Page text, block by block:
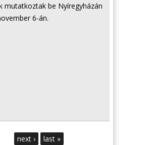
mutatkoztak be Nyíregyházán
6-án.
next › last »